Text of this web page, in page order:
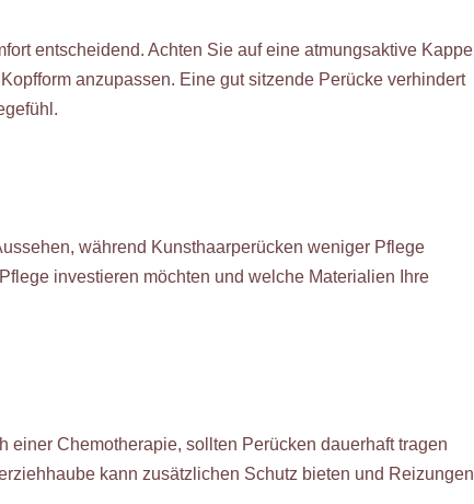
entscheidend. Achten Sie auf eine atmungsaktive Kappe
anzupassen. Eine gut sitzende Perücke verhindert
während Kunsthaarperücken weniger Pflege
investieren möchten und welche Materialien Ihre
einer Chemotherapie, sollten Perücken dauerhaft tragen
kann zusätzlichen Schutz bieten und Reizungen